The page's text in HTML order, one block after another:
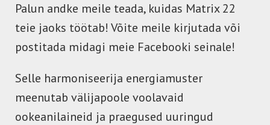
Palun andke meile teada, kuidas Matrix 22
teie jaoks töötab! Võite meile kirjutada või
postitada midagi meie Facebooki seinale!
Selle harmoniseerija energiamuster
meenutab välijapoole voolavaid
ookeanilaineid ja praegused uuringud